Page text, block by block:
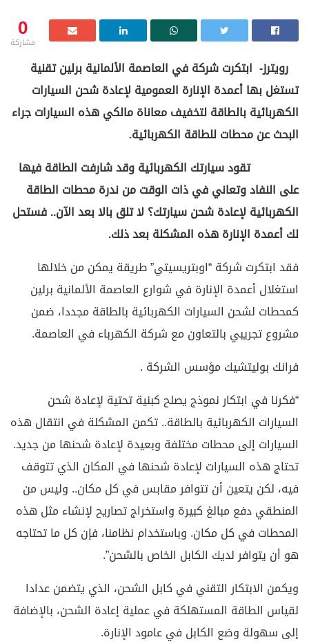
0
مشاركة
رويترز- ابتكرت شركة في العاصمة الألمانية برلين تقنية
تستغل بها أعمدة الإنارة العمومية لإعادة شحن السيارات
الكهربائية بالطاقة لتخفيف معاناة مالكي هذه السيارات جراء
البحث عن محطات للطاقة الكهربائية.
تقود سيارتك الكهربائية وقد شارفت الطاقة فيها
على النفاد وتعاني في ذات الوقت من ندرة محطات الطاقة
الكهربائية لإعادة شحن سيارتك؟ لا تلق بالا بعد الآن.. فستحل
لك أعمدة الإنارة هذه المشكلة بعد ذلك.
فقد ابتكرت شركة “اوبتريسيتي” طريقة يمكن من خلالها
استغلال أعمدة الإنارة في شوارع العاصمة الألمانية برلين
كمحطات لشحن السيارات الكهربائية بالطاقة مجددا، ضمن
مشروع تجريبي بالتعاون مع شركة الكهرباء في العاصمة.
فرانك بوليتشيك مؤسس الشركة .
“فكرنا في ابتكار نموذج يصلح كبنية تحتية لإعادة شحن
السيارات الكهربائية بالطاقة.. تكمن المشكلة في انتقال هذه
السيارات إلى محطات مختلفة وبعيدة لإعادة شحنها من جديد.
تحتاج هذه السيارات لإعادة شحنها في المكان الذي تتوقف
فيه، لكن يتعين أن تتوافر مقابس في كل مكان.. وليس من
المنطقي دفع مبالغ كبيرة واستخراج تصاريح لإنشاء مثل هذه
المحطات في كل مكان. وباستخدام نظامنا، فإن كل ما تحتاجه
هو أن يتوافر لديك الكابل الخاص بالشحن”.
ويكمن الابتكار التقني في كابل الشحن، الذي يتضمن عدادا
لقياس الطاقة المستهلكة في عملية إعادة الشحن، بالإضافة
إلى سهولة وضع الكابل في عامود الإنارة.